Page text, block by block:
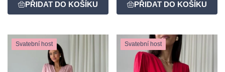
Svatební host Svatební host